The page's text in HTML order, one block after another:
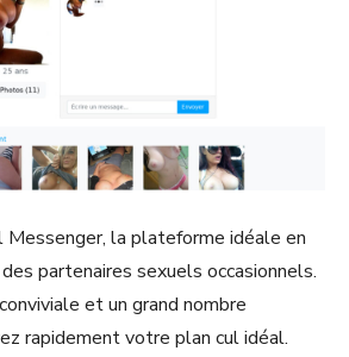
Messenger, la plateforme idéale en
partenaires sexuels occasionnels.
et un grand nombre
rapidement votre plan cul idéal.